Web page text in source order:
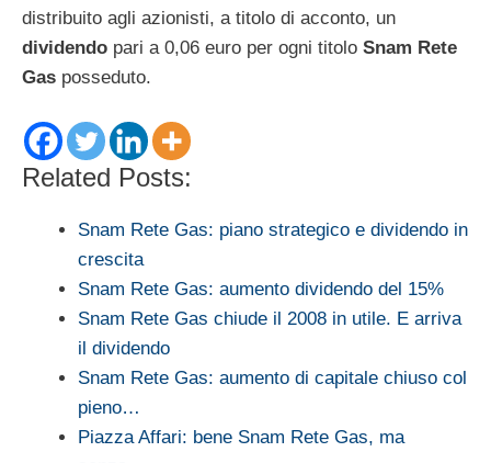
distribuito agli azionisti, a titolo di acconto, un
dividendo pari a 0,06 euro per ogni titolo Snam Rete
Gas posseduto.
Related Posts:
Snam Rete Gas: piano strategico e dividendo in
crescita
Snam Rete Gas: aumento dividendo del 15%
Snam Rete Gas chiude il 2008 in utile. E arriva
il dividendo
Snam Rete Gas: aumento di capitale chiuso col
pieno…
Piazza Affari: bene Snam Rete Gas, ma